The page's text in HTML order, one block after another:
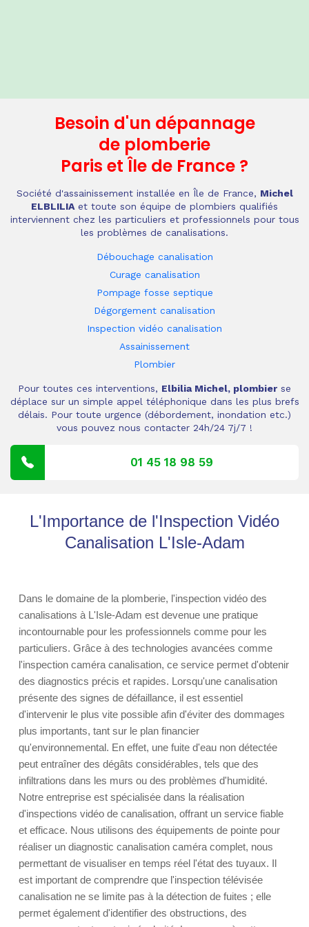
Besoin d'un dépannage
de plomberie
Paris et Île de France ?
Société d'assainissement installée en Île de France, Michel
ELBLILIA et toute son équipe de plombiers qualifiés
interviennent chez les particuliers et professionnels pour tous
les problèmes de canalisations.
Débouchage canalisation
Curage canalisation
Pompage fosse septique
Dégorgement canalisation
Inspection vidéo canalisation
Assainissement
Plombier
Pour toutes ces interventions, Elbilia Michel, plombier se
déplace sur un simple appel téléphonique dans les plus brefs
délais. Pour toute urgence (débordement, inondation etc.)
vous pouvez nous contacter 24h/24 7j/7 !
01 45 18 98 59
L'Importance de l'Inspection Vidéo
Canalisation L'Isle-Adam
Dans le domaine de la plomberie, l'inspection vidéo des
canalisations à L'Isle-Adam est devenue une pratique
incontournable pour les professionnels comme pour les
particuliers. Grâce à des technologies avancées comme
l'inspection caméra canalisation, ce service permet d'obtenir
des diagnostics précis et rapides. Lorsqu'une canalisation
présente des signes de défaillance, il est essentiel
d'intervenir le plus vite possible afin d'éviter des dommages
plus importants, tant sur le plan financier
qu'environnemental. En effet, une fuite d'eau non détectée
peut entraîner des dégâts considérables, tels que des
infiltrations dans les murs ou des problèmes d'humidité.
Notre entreprise est spécialisée dans la réalisation
d'inspections vidéo de canalisation, offrant un service fiable
et efficace. Nous utilisons des équipements de pointe pour
réaliser un diagnostic canalisation caméra complet, nous
permettant de visualiser en temps réel l'état des tuyaux. Il
est important de comprendre que l'inspection télévisée
canalisation ne se limite pas à la détection de fuites ; elle
permet également d'identifier des obstructions, des